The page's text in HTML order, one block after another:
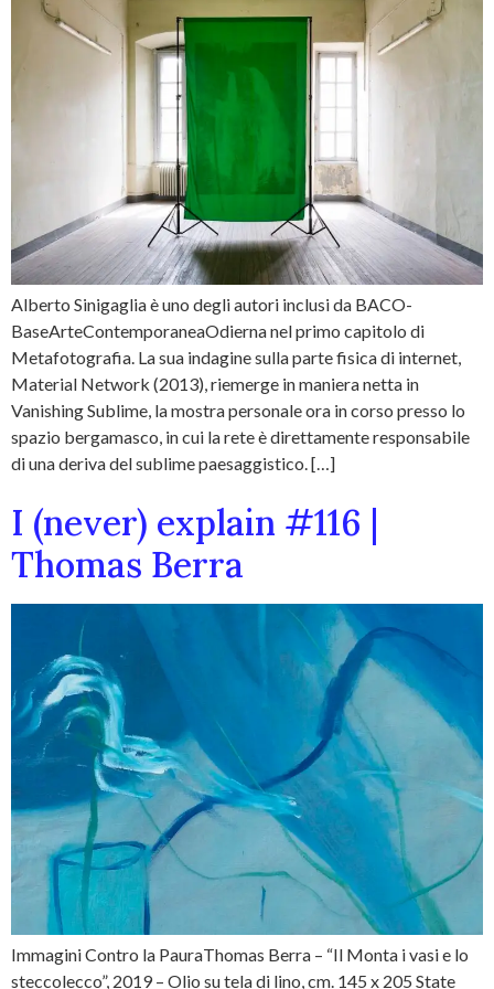
Alberto Sinigaglia è uno degli autori inclusi da BACO-
BaseArteContemporaneaOdierna nel primo capitolo di
Metafotografia. La sua indagine sulla parte fisica di internet,
Material Network (2013), riemerge in maniera netta in
Vanishing Sublime, la mostra personale ora in corso presso lo
spazio bergamasco, in cui la rete è direttamente responsabile
di una deriva del sublime paesaggistico. […]
I (never) explain #116 |
Thomas Berra
Immagini Contro la PauraThomas Berra – “Il Monta i vasi e lo
steccolecco”, 2019 – Olio su tela di lino, cm. 145 x 205 State